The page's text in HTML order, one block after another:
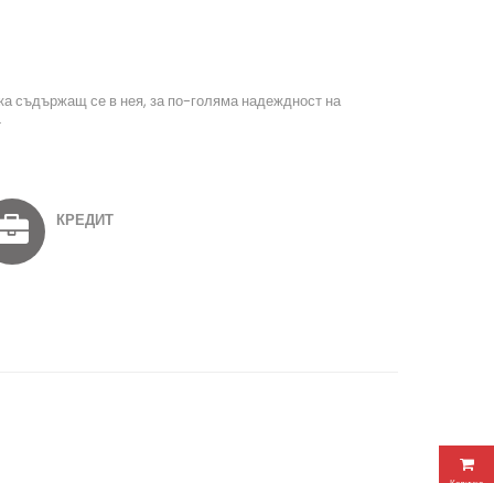
съдържащ се в нея, за по-голяма надеждност на
КРЕДИТ